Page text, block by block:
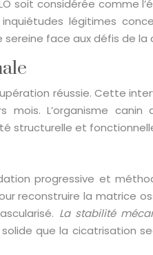
soit considérée comme
légitimes
face aux défis de la
réussie. Cette
mois. L’organisme
structurelle et
progressive et
reconstruire la matrice
La stabilité
que la cicatrisation